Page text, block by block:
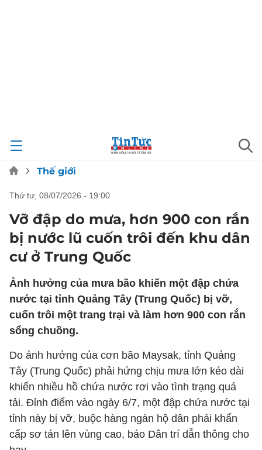
Thế giới
thứ tư, 08/07/2026 - 19:00
Vỡ đập do mưa, hơn 900 con rắn
bị nước lũ cuốn trôi đến khu dân
cư ở Trung Quốc
Ảnh hưởng của mưa bão khiến một đập chứa
nước tại tỉnh Quảng Tây (Trung Quốc) bị vỡ,
cuốn trôi một trang trại và làm hơn 900 con rắn
sổng chuồng.
Do ảnh hưởng của cơn bão Maysak, tỉnh Quảng
Tây (Trung Quốc) phải hứng chịu mưa lớn kéo dài
khiến nhiều hồ chứa nước rơi vào tình trạng quá
tải. Đỉnh điểm vào ngày 6/7, một đập chứa nước tại
tỉnh này bị vỡ, buộc hàng ngàn hộ dân phải khẩn
cấp sơ tán lên vùng cao, báo Dân trí dẫn thông cho